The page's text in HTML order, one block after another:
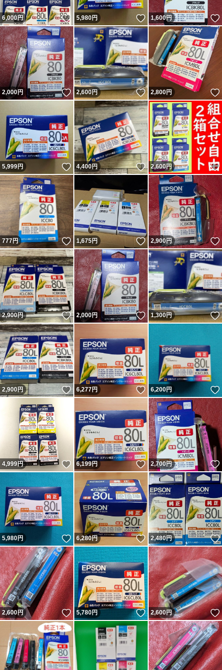
6,000円 いいね！
5,980円 いいね！
1,600円
2,000円 いいね！
2,600円 いいね！
2,800円
5,999円 いいね！
4,400円 いいね！
2,600円
777円 いいね！
1,675円 いいね！
2,900円
2,900円 いいね！
2,000円 いいね！
1,300円
2,900円 いいね！
6,277円 いいね！
6,200円
4,999円 いいね！
6,199円 いいね！
2,700円
5,980円 いいね！
6,280円 いいね！
2,480円
2,600円 いいね！
5,780円 いいね！
2,600円